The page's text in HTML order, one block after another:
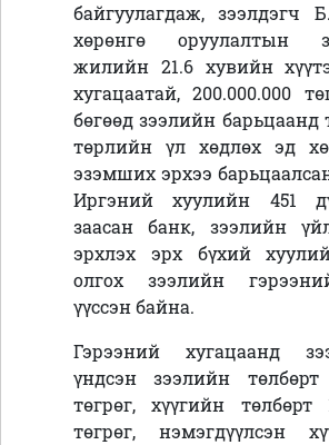
байгуулагдаж, зээлдэгч
хөрөнгө оруулалтын
жилийн 21.6 хувийн
хугацаатай, 200.000.000
бөгөөд зээлийн барьцаанд
төрлийн үл хөдлөх эд
эзэмших эрхээ
Иргэний хуулийн 451
заасан банк, зээлийн
эрхлэх эрх бүхий
олгох зээлийн
үүссэн байна.
Гэрээний хугацаанд
үндсэн зээлийн төлбөрт
төгрөг, хүүгийн төлбөрт
төгрөг, нэмэгдүүлсэн